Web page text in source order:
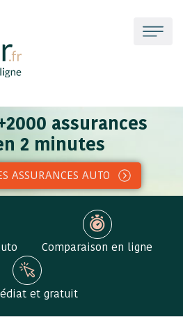
assurances
2 minutes
ASSURANCES AUTO
Comparaison en ligne
et gratuit